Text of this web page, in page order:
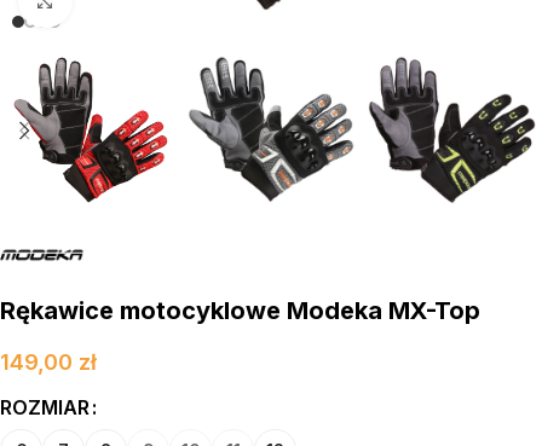
Rękawice motocyklowe Modeka MX-Top
149,00 zł
ROZMIAR